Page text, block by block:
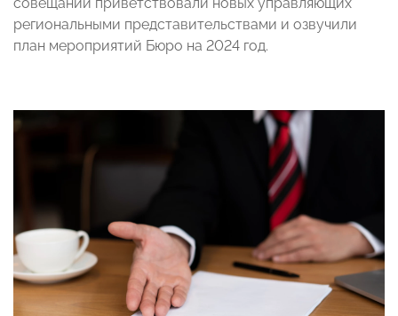
региональными представительствами и озвучили
план мероприятий Бюро на 2024 год.